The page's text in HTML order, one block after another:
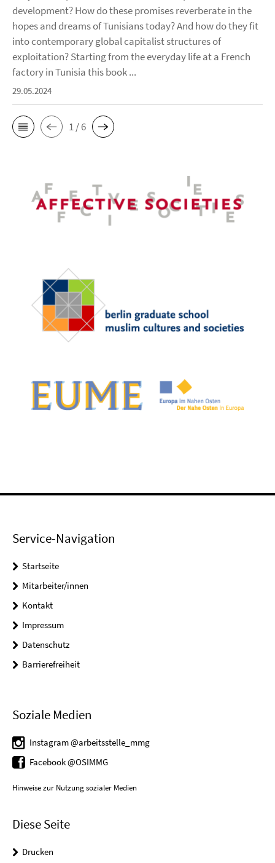
development? How do these promises reverberate in the
hopes and dreams of Tunisians today? And how do they fit
into contemporary global capitalist structures of
exploitation? Starting from the everyday life at a French
factory in Tunisia this book ...
29.05.2024
1 / 6
Service-Navigation
Startseite
Mitarbeiter/innen
Kontakt
Impressum
Datenschutz
Barrierefreiheit
Soziale Medien
Instagram @arbeitsstelle_mmg
Facebook @OSIMMG
Hinweise zur Nutzung sozialer Medien
Diese Seite
Drucken